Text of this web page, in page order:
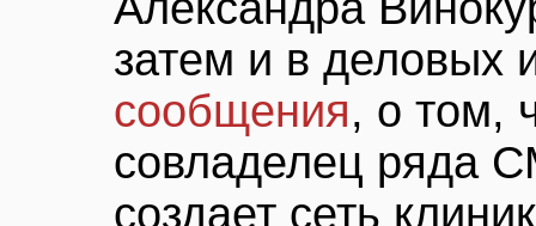
затем и в деловых
сообщения, о том,
совладелец ряда
создает сеть